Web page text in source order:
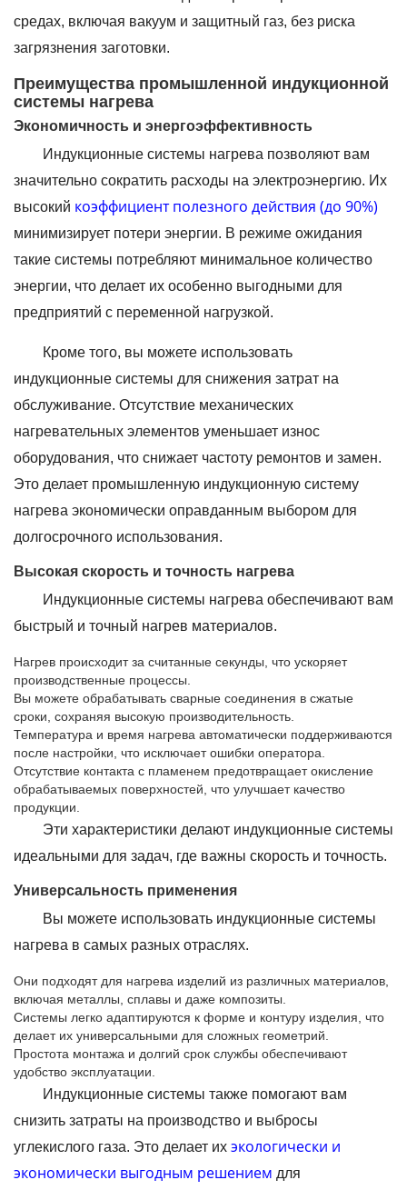
средах, включая вакуум и защитный газ, без риска
загрязнения заготовки.
Преимущества промышленной индукционной
системы нагрева
Экономичность и энергоэффективность
Индукционные системы нагрева позволяют вам
значительно сократить расходы на электроэнергию. Их
высокий коэффициент полезного действия (до 90%)
минимизирует потери энергии. В режиме ожидания
такие системы потребляют минимальное количество
энергии, что делает их особенно выгодными для
предприятий с переменной нагрузкой.
Кроме того, вы можете использовать
индукционные системы для снижения затрат на
обслуживание. Отсутствие механических
нагревательных элементов уменьшает износ
оборудования, что снижает частоту ремонтов и замен.
Это делает промышленную индукционную систему
нагрева экономически оправданным выбором для
долгосрочного использования.
Высокая скорость и точность нагрева
Индукционные системы нагрева обеспечивают вам
быстрый и точный нагрев материалов.
Нагрев происходит за считанные секунды, что ускоряет
производственные процессы.
Вы можете обрабатывать сварные соединения в сжатые
сроки, сохраняя высокую производительность.
Температура и время нагрева автоматически поддерживаются
после настройки, что исключает ошибки оператора.
Отсутствие контакта с пламенем предотвращает окисление
обрабатываемых поверхностей, что улучшает качество
продукции.
Эти характеристики делают индукционные системы
идеальными для задач, где важны скорость и точность.
Универсальность применения
Вы можете использовать индукционные системы
нагрева в самых разных отраслях.
Они подходят для нагрева изделий из различных материалов,
включая металлы, сплавы и даже композиты.
Системы легко адаптируются к форме и контуру изделия, что
делает их универсальными для сложных геометрий.
Простота монтажа и долгий срок службы обеспечивают
удобство эксплуатации.
Индукционные системы также помогают вам
снизить затраты на производство и выбросы
углекислого газа. Это делает их экологически и
экономически выгодным решением для